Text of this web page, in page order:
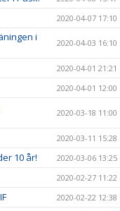
2020-04-07 17:10
i
2020-04-03 16:10
2020-04-01 21:21
2020-04-01 12:00
2020-03-18 11:00
2020-03-11 15:28
10 år! 2020-03-06 13:25
2020-02-27 11:22
2020-02-22 12:38